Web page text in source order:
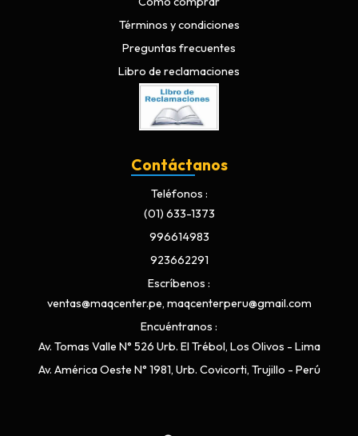
Términos y condiciones
Preguntas frecuentes
Libro de reclamaciones
Contáctanos
Teléfonos
(01) 633-1373
996614983
923662291
Escríbenos
ventas@maqcenter.pe, maqcenterperu@gmail.com
Encuéntranos
Av. Tomas Valle N° 526 Urb. El Trébol, Los Olivos - Lima
Av. América Oeste N° 1981, Urb. Covicorti, Trujillo - Perú